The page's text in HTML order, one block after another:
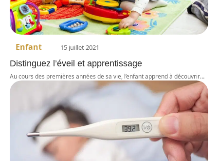
Enfant 15 juillet 2021
Distinguez l’éveil et apprentissage
Au cours des premières années de sa vie, l’enfant apprend à découvrir…